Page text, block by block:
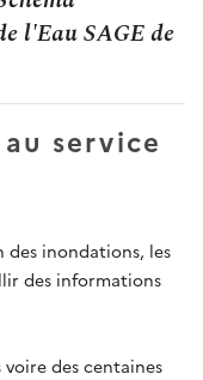
l'Eau SAGE de
service
des inondations, les
des informations
voire des centaines